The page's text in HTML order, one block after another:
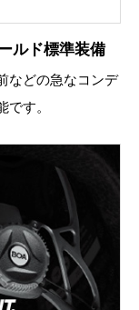
ルド標準装備
などの急なコンデ
す。